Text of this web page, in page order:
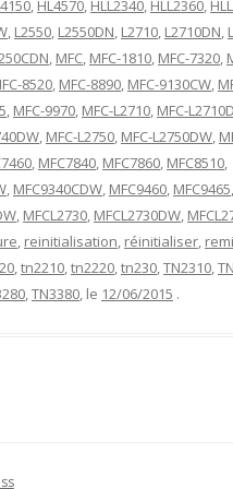
, HL4570, HLL2340, HLL2360,
, L2550, L2550DN, L2710, L2710DN,
, MFC, MFC-1810, MFC-7320,
8520, MFC-8890, MFC-9130CW,
, MFC-9970, MFC-L2710, MFC-
, MFC-L2750, MFC-L2750DW,
, MFC7840, MFC7860, MFC8510,
, MFC9340CDW, MFC9460, MFC9465,
, MFCL2730, MFCL2730DW,
, reinitialisation, réinitialiser,
,tn2210,tn2220,tn230,TN2310,
,TN3380, le 12/06/2015 .